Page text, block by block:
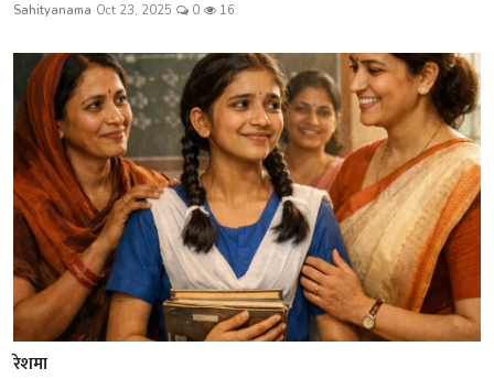
Sahityanama Oct 23, 2025 0 16
रेशमा